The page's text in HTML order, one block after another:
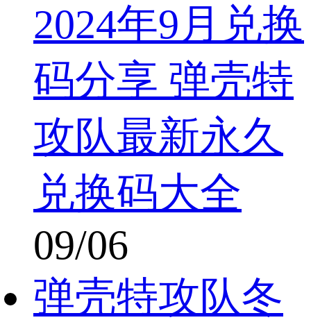
2024年9月兑换
码分享 弹壳特
攻队最新永久
兑换码大全
09/06
弹壳特攻队冬